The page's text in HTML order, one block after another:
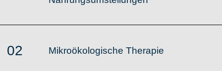
02 Mikroökologische Therapie